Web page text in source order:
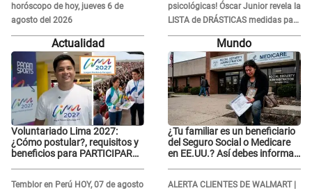
horóscopo de hoy, jueves 6 de
agosto del 2026
psicológicas! Óscar Junior revela la
LISTA de DRÁSTICAS medidas para
prevenir acoso en 'La Bella Luz' tras
caso Naldy Saldaña
Actualidad
Voluntariado Lima 2027:
¿Cómo postular?, requisitos y
beneficios para PARTICIPAR
Temblor en Perú HOY, 07 de agosto
Mundo
¿Tu familiar es un beneficiario
del Seguro Social o Medicare
en EE.UU.? Así debes informar
ALERTA CLIENTES DE WALMART |